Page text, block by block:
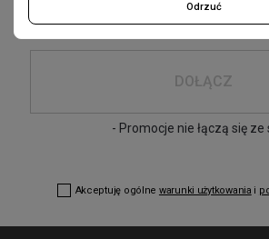
DOŁĄCZ
- Promocje nie łączą się ze
Akceptuję ogólne warunki użytkowania i
Odrzuć